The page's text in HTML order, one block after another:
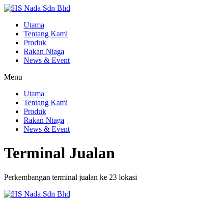
Utama
Tentang Kami
Produk
Rakan Niaga
News & Event
Menu
Utama
Tentang Kami
Produk
Rakan Niaga
News & Event
Terminal Jualan
Perkembangan terminal jualan ke 23 lokasi